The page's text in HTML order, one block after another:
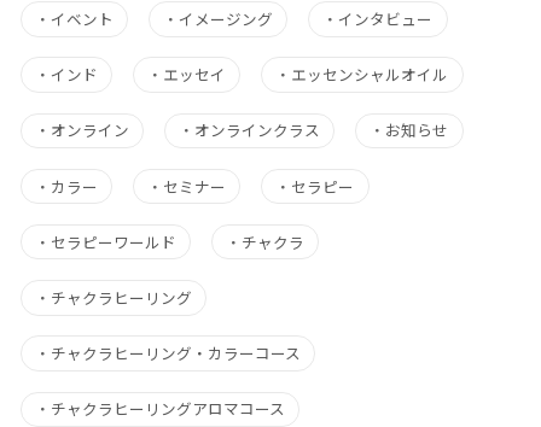
・ イベント ・ イメージング ・ インタビュー
・ インド ・ エッセイ ・ エッセンシャルオイル
・ オンライン ・ オンラインクラス ・ お知らせ
・ カラー ・ セミナー ・ セラピー
・ セラピーワールド ・ チャクラ
・ チャクラヒーリング
・ チャクラヒーリング・カラーコース
・ チャクラヒーリングアロマコース